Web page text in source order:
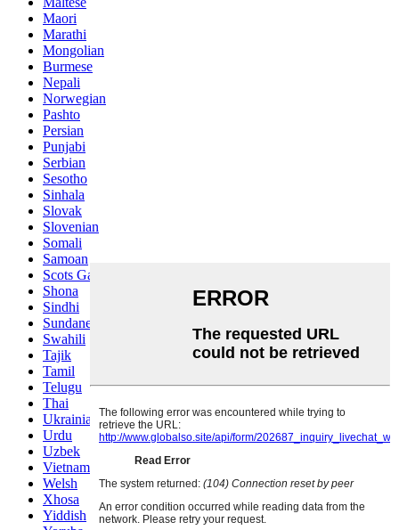
Maori
Marathi
Mongolian
Burmese
Nepali
Norwegian
Pashto
Persian
Punjabi
Serbian
Sesotho
Sinhala
Slovak
Slovenian
Somali
Samoan
Scots Gaelic
Shona
Sindhi
Sundanese
Swahili
Tajik
Tamil
Telugu
Thai
Ukrainian
Urdu
Uzbek
Vietnamese
Welsh
Xhosa
Yiddish